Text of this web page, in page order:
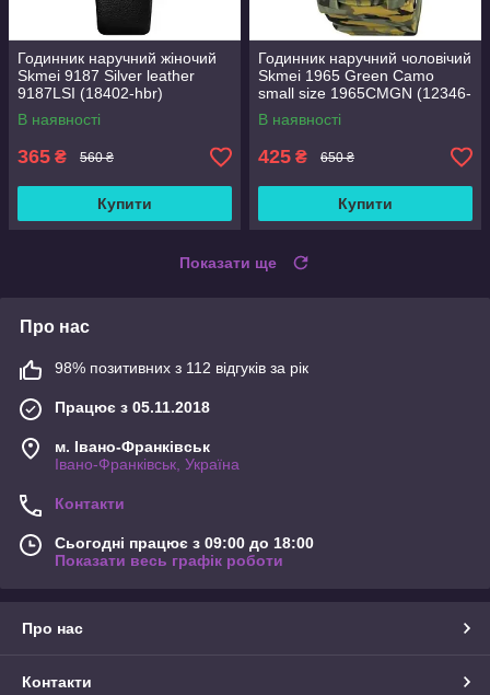
Годинник наручний жіночий
Skmei 9187 Silver leather
9187LSI (18402-hbr)
В наявності
365 ₴ 560 ₴
Купити
Годинник наручний чоловічий
Skmei 1965 Green Camo
small size 1965CMGN (12346-
hbr)
В наявності
425 ₴ 650 ₴
Купити
Показати ще
Про нас
98% позитивних з 112 відгуків за рік
Працює з 05.11.2018
м. Івано-Франківськ
Івано-Франківськ, Україна
Контакти
Сьогодні працює з 09:00 до 18:00
Показати весь графік роботи
Про нас
Контакти